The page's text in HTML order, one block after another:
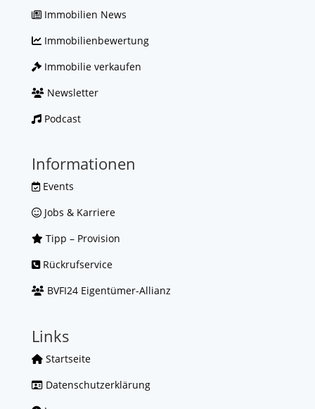
Immobilien News
Immobilienbewertung
Immobilie verkaufen
Newsletter
Podcast
Informationen
Events
Jobs & Karriere
Tipp – Provision
Rückrufservice
BVFI24 Eigentümer-Allianz
Links
Startseite
Datenschutzerklärung